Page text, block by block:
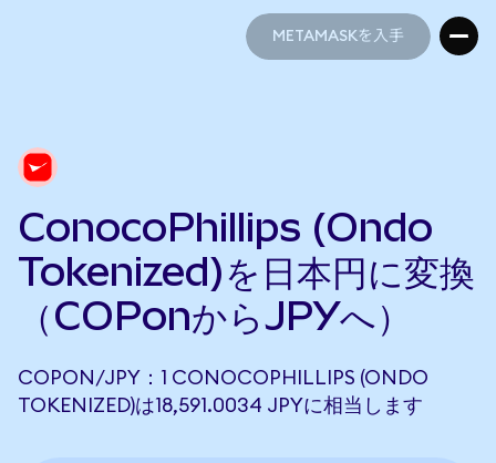
METAMASKを入手
ConocoPhillips (Ondo
Tokenized)を日本円に変換
（COPonからJPYへ）
COPON/JPY：1 CONOCOPHILLIPS (ONDO
TOKENIZED)は18,591.0034 JPYに相当します